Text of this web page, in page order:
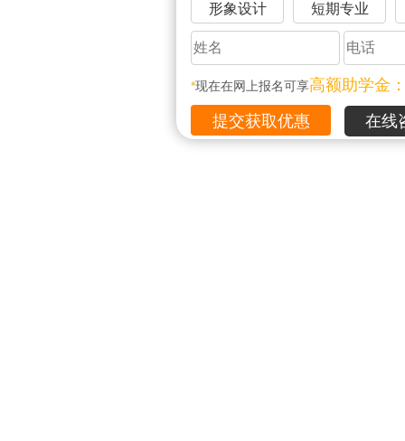
形象设计 短期专业
*现在在网上报名可享高额助学金
在线